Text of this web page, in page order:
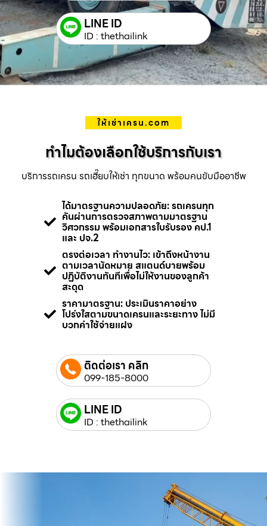
LINE ID
ID : thethailink
ให้เช่าเครน.com
ทำไมต้องเลือกใช้บริการกับเรา
บริการรถเครน รถเฮี๊ยบให้เช่า ทุกขนาด พร้อมคนขับมืออาชีพ
ได้มาตรฐานความปลอดภัย: รถเครนทุก
คันผ่านการตรวจสภาพตามมาตรฐาน
วิศวกรรม พร้อมเอกสารใบรับรอง คป.1
และ ปจ.2
ตรงต่อเวลา ทำงานไว: เข้าถึงหน้างาน
ตามเวลานัดหมาย สแตนด์บายพร้อม
ปฏิบัติงานทันทีเพื่อไม่ให้งานของลูกค้า
สะดุด
ราคามาตรฐาน: ประเมินราคาอย่าง
โปร่งใสตามขนาดเครนและระยะทาง ไม่มี
บวกค่าใช้จ่ายแฝง
ติดต่อเรา คลิก
099-185-8000
LINE ID
ID : thethailink